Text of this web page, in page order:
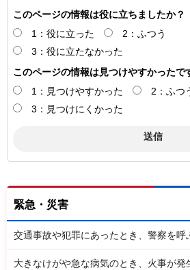
このページの情報は役に立ちましたか？
1：役に立った
2：ふつう
3：役に立たなかった
このページの情報は見つけやすかったで
1：見つけやすかった
2：ふつ
3：見つけにくかった
緊急・災害
交通事故や犯罪にあったとき、警察を呼
大きなけがや急な病気のとき、火事が